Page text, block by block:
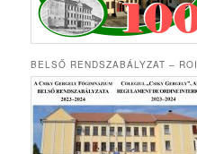
BELSŐ RENDSZABÁLYZAT – ROI